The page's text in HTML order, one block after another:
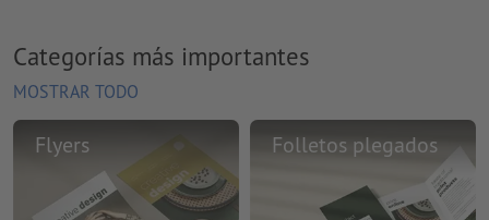
Categorías más importantes
MOSTRAR TODO
Flyers Folletos plegados